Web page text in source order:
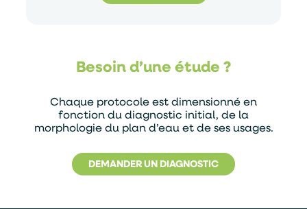
Besoin d’une étude ?
Chaque protocole est dimensionné en
fonction du diagnostic initial, de la
morphologie du plan d’eau et de ses usages.
DEMANDER UN DIAGNOSTIC